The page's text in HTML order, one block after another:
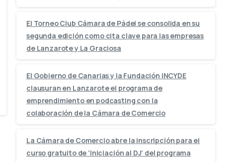
El Torneo Club Cámara de Pádel se consolida en su
segunda edición como cita clave para las empresas
de Lanzarote y La Graciosa
El Gobierno de Canarias y la Fundación INCYDE
clausuran en Lanzarote el programa de
emprendimiento en podcasting con la
colaboración de la Cámara de Comercio
La Cámara de Comercio abre la inscripción para el
curso gratuito de ‘Iniciación al DJ’ del programa